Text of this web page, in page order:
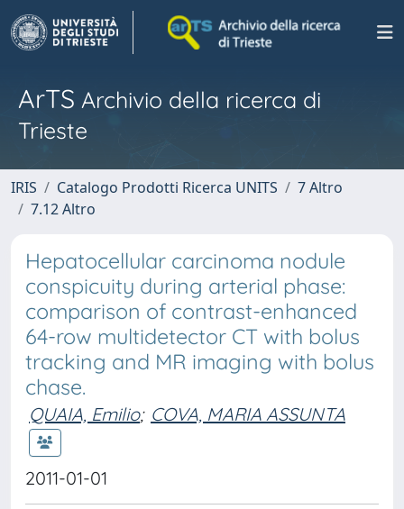
ArTS Archivio della ricerca di
Trieste
IRIS Catalogo Prodotti Ricerca UNITS
7 Altro
7.12 Altro
Hepatocellular carcinoma nodule
conspicuity during arterial phase:
comparison of contrast-enhanced
64-row multidetector CT with bolus
tracking and MR imaging with bolus
chase.
QUAIA, Emilio; COVA, MARIA ASSUNTA
2011-01-01